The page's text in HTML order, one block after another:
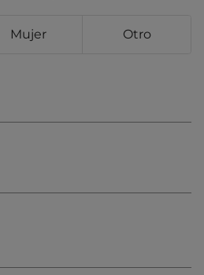
Mujer Otro